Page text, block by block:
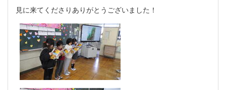
見に来てくださりありがとうございました！